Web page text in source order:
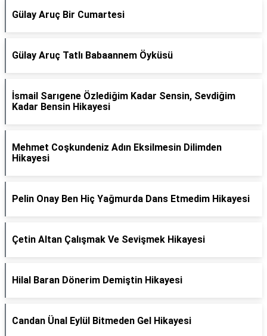
Gülay Aruç Bir Cumartesi
Gülay Aruç Tatlı Babaannem Öyküsü
İsmail Sarıgene Özlediğim Kadar Sensin, Sevdiğim
Kadar Bensin Hikayesi
Mehmet Coşkundeniz Adın Eksilmesin Dilimden
Hikayesi
Pelin Onay Ben Hiç Yağmurda Dans Etmedim Hikayesi
Çetin Altan Çalışmak Ve Sevişmek Hikayesi
Hilal Baran Dönerim Demiştin Hikayesi
Candan Ünal Eylül Bitmeden Gel Hikayesi